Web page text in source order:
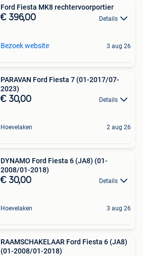
Ford Fiesta MK8 rechtervoorportier
€ 396,00 Details
Bezoek website 3 aug 26
PARAVAN Ford Fiesta 7 (01-2017/07-
2023)
€ 30,00 Details
Hoevelaken 2 aug 26
DYNAMO Ford Fiesta 6 (JA8) (01-
2008/01-2018)
€ 30,00 Details
Hoevelaken 3 aug 26
RAAMSCHAKELAAR Ford Fiesta 6 (JA8)
(01-2008/01-2018)